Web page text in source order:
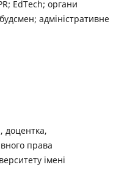
EdTech; органи
адміністративне
доцентка,
права
імені